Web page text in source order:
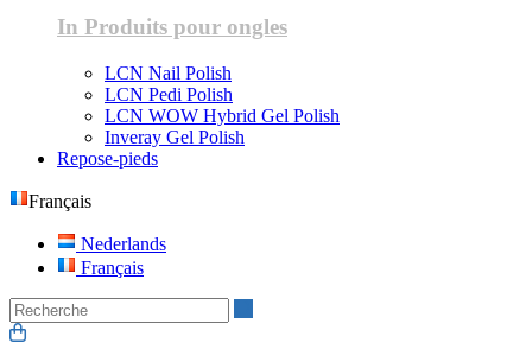
In Produits pour ongles
LCN Nail Polish
LCN Pedi Polish
LCN WOW Hybrid Gel Polish
Inveray Gel Polish
Repose-pieds
Français
Nederlands
Français